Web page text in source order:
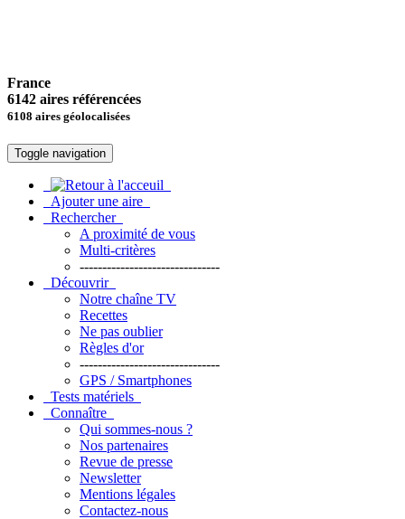
France
6142 aires référencées
6108 aires géolocalisées
Toggle navigation
Ajouter une aire
Rechercher
A proximité de vous
Multi-critères
-------------------------------
Découvrir
Notre chaîne TV
Recettes
Ne pas oublier
Règles d'or
-------------------------------
GPS / Smartphones
Tests matériels
Connaître
Qui sommes-nous ?
Nos partenaires
Revue de presse
Newsletter
Mentions légales
Contactez-nous